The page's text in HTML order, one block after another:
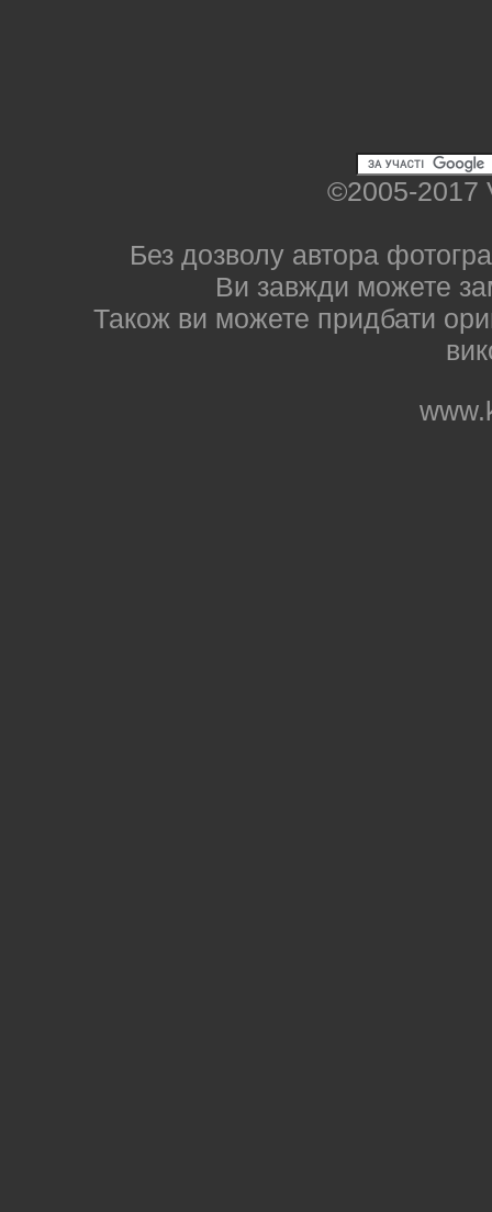
©2005-2017
Без дозволу автора
Ви завжди можете
Також ви можете придбати